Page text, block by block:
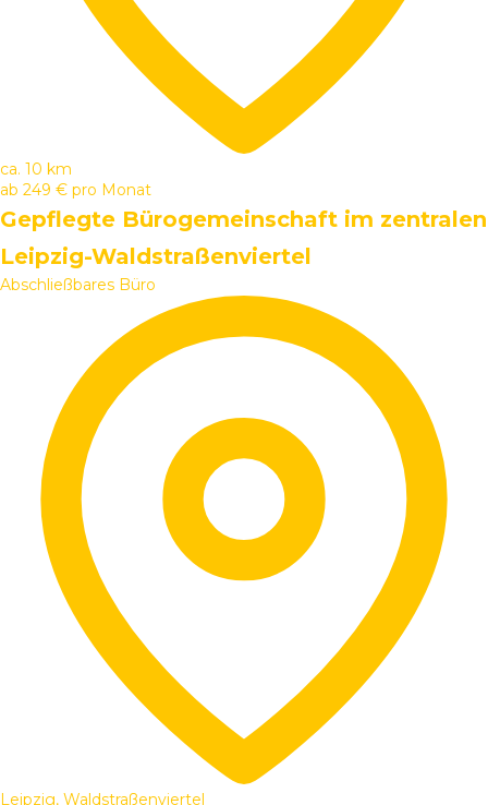
ca. 10 km
ab 249 € pro Monat
Gepflegte Bürogemeinschaft im zentralen
Leipzig-Waldstraßenviertel
Abschließbares Büro
Leipzig, Waldstraßenviertel